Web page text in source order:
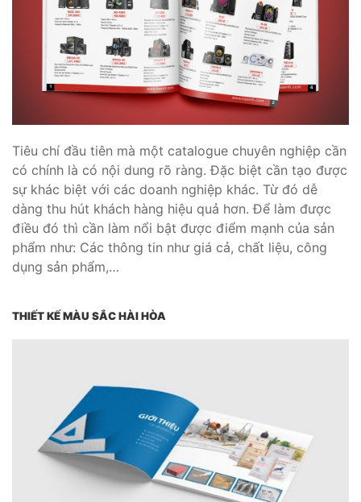
Tiêu chí đầu tiên mà một catalogue chuyên nghiệp cần
có chính là có nội dung rõ ràng. Đặc biệt cần tạo được
sự khác biệt với các doanh nghiệp khác. Từ đó dễ
dàng thu hút khách hàng hiệu quả hơn. Để làm được
điều đó thì cần làm nổi bật được điểm mạnh của sản
phẩm như: Các thông tin như giá cả, chất liệu, công
dụng sản phẩm,…
THIẾT KẾ MÀU SẮC HÀI HÒA